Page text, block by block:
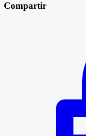
Compartir